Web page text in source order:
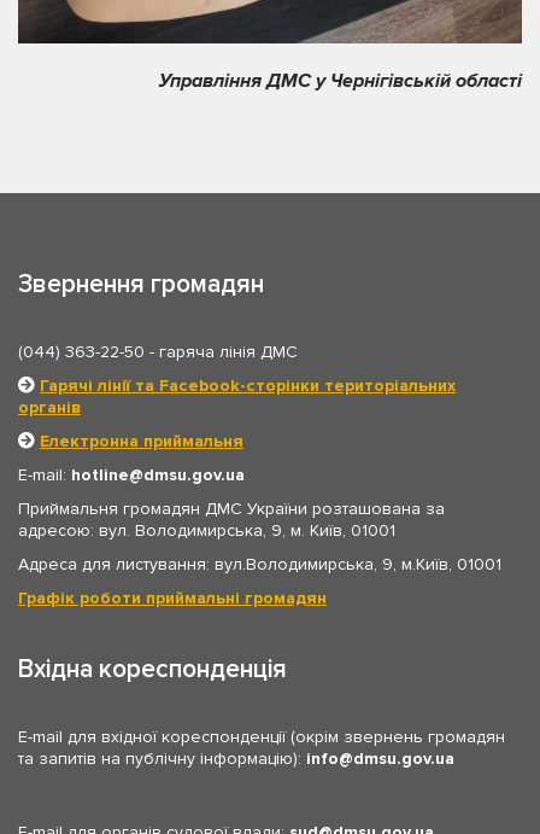
Управління ДМС у Чернігівській області
Звернення громадян
(044) 363-22-50 - гаряча лінія ДМС
Гарячі лінії та Facebook-сторінки територіальних
органів
Електронна приймальня
E-mail: hotline
dmsu.gov.ua
Приймальня громадян ДМС України розташована за
адресою: вул. Володимирська, 9, м. Київ, 01001
Адреса для листування: вул.Володимирська, 9, м.Київ, 01001
Графік роботи приймальні громадян
Вхідна кореспонденція
E-mail для вхідної кореспонденції (окрім звернень громадян
та запитів на публічну інформацію): info dmsu.gov.ua